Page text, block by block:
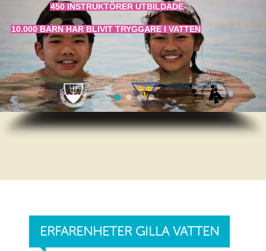
450 INSTRUKTÖRER UTBILDADE
10.000 BARN HAR BLIVIT TRYGGARE I VATTEN
ERFARENHETER GILLA VATTEN